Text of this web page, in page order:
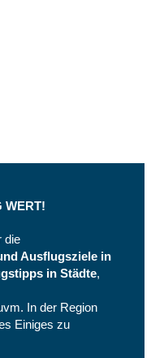
WERT!
die
Ausflugsziele in
in Städte,
In der Region
Einiges zu